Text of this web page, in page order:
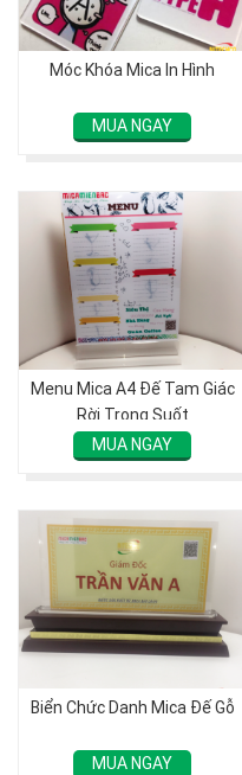
Móc Khóa Mica In Hình
MUA NGAY
Menu Mica A4 Đế Tam Giác
Rời Trong Suốt
MUA NGAY
Biển Chức Danh Mica Đế Gỗ
MUA NGAY